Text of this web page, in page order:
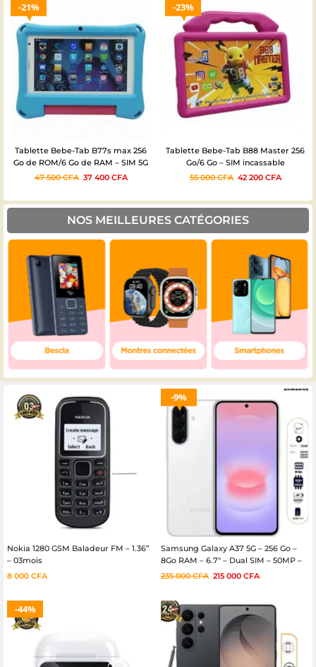
23%
Tablette Bebe-Tab B88 Master 256
Go/6 Go – SIM incassable
55 000CFA 42 200 CFA
19%
Tablette enfant SAIL AIR S41 1 SIM +
WIFI 256/8
43 500CFA 35 020 CFA
NOS MEILLEURES CATÉGORIES
Nokia 1280 GSM Baladeur FM – 1.36”
– 03mois
8 000 CFA
9%
Samsung Galaxy A37 5G – 256 Go –
8Go RAM – 6.7″ – Dual SIM – 50MP –
5000mAh – 12 Mois
235 000CFA 215 000 CFA
44%